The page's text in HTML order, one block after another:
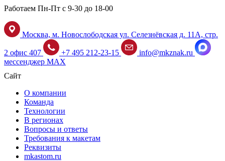
Работаем Пн-Пт с 9-30 до 18-00
Москва, м. Новослободская ул. Селезнёвская д. 11А, стр.
2 офис 407 +7 495 212-23-15
info@mkznak.ru
мессенджер MAX
Сайт
О компании
Команда
Технологии
В регионах
Вопросы и ответы
Требования к макетам
Реквизиты
mkastom.ru